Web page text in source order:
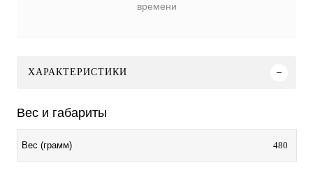
времени
ХАРАКТЕРИСТИКИ
Вес и габариты
Вес (грамм) 480